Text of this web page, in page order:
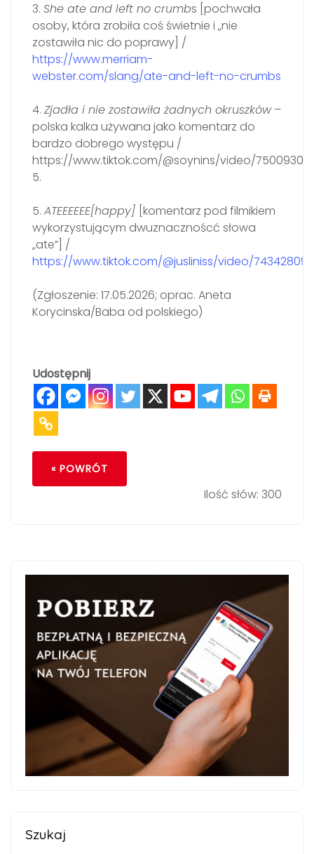
3. She ate and left no crumbs [pochwała
osoby, która zrobiła coś świetnie i „nie
zostawiła nic do poprawy] /
https://www.merriam-
webster.com/slang/ate-and-left-no-crumbs
4. Zjadła i nie zostawiła żadnych okruszków–
polska kalka używana jako komentarz do
bardzo dobrego występu /
https://www.tiktok.com/@soynins/video/
5.
5. ATEEEEEE[happy] [komentarz pod filmikiem
wykorzystującym dwuznacznoścć słowa
„ate”] /
https://www.tiktok.com/@jusliniss/video/
(Zgłoszenie: 17.05.2026; oprac. Aneta
Korycinska/Baba od polskiego)
Udostępnij
« POWRÓT
Ilość słów: 300
Szukaj